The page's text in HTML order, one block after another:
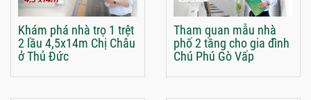
Khám phá nhà trọ 1 trệt
2 lầu 4,5x14m Chị Châu
ở Thủ Đức
Tham quan mẫu nhà
phố 2 tầng cho gia đình
Chú Phú Gò Vấp